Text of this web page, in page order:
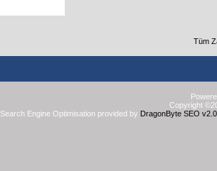
Tüm
Copyright
Search Engine Optimisation provided by DragonByte SEO